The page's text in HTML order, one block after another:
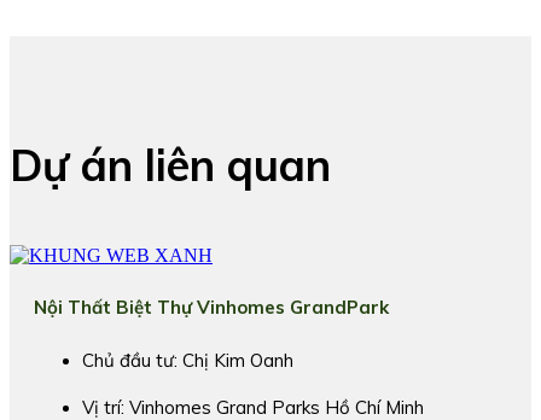
Dự án liên quan
Nội Thất Biệt Thự Vinhomes GrandPark
Chủ đầu tư: Chị Kim Oanh
Vị trí: Vinhomes Grand Parks Hồ Chí Minh